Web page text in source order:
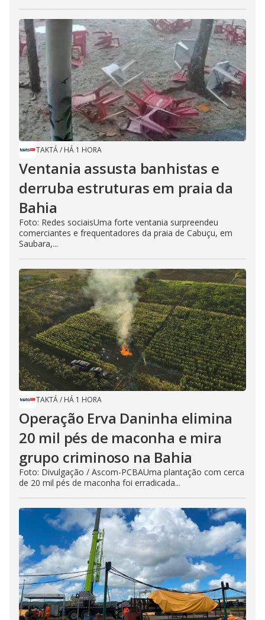
TAKTÁ/ HÁ 1 HORA
Ventania assusta banhistas e
derruba estruturas em praia da
Bahia
Foto: Redes sociaisUma forte ventania surpreendeu
comerciantes e frequentadores da praia de Cabuçu, em
Saubara,...
TAKTÁ/ HÁ 1 HORA
Operação Erva Daninha elimina
20 mil pés de maconha e mira
grupo criminoso na Bahia
Foto: Divulgação / Ascom-PCBAUma plantação com cerca
de 20 mil pés de maconha foi erradicada...